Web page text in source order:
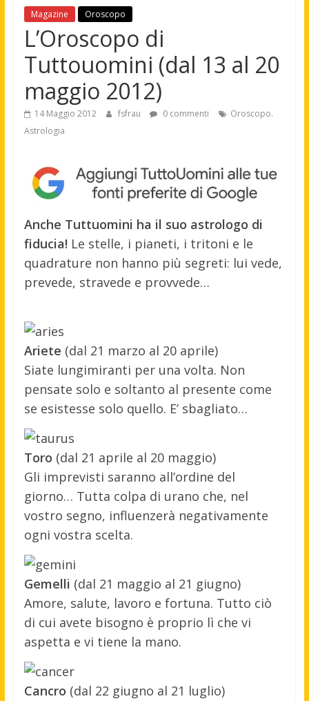
Magazine Oroscopo
L’Oroscopo di
Tuttouomini (dal 13 al 20
maggio 2012)
14 Maggio 2012 fsfrau 0 commenti
Oroscopo.
Astrologia
Anche Tuttuomini ha il suo astrologo di
fiducia!Le stelle, i pianeti, i tritoni e le
quadrature non hanno più segreti: lui vede,
prevede, stravede e provvede…
Ariete (dal 21 marzo al 20 aprile)
Siate lungimiranti per una volta. Non
pensate solo e soltanto al presente come
se esistesse solo quello. E’ sbagliato…
Toro (dal 21 aprile al 20 maggio)
Gli imprevisti saranno all’ordine del
giorno… Tutta colpa di urano che, nel
vostro segno, influenzerà negativamente
ogni vostra scelta.
Gemelli (dal 21 maggio al 21 giugno)
Amore, salute, lavoro e fortuna. Tutto ciò
di cui avete bisogno è proprio lì che vi
aspetta e vi tiene la mano.
Cancro (dal 22 giugno al 21 luglio)